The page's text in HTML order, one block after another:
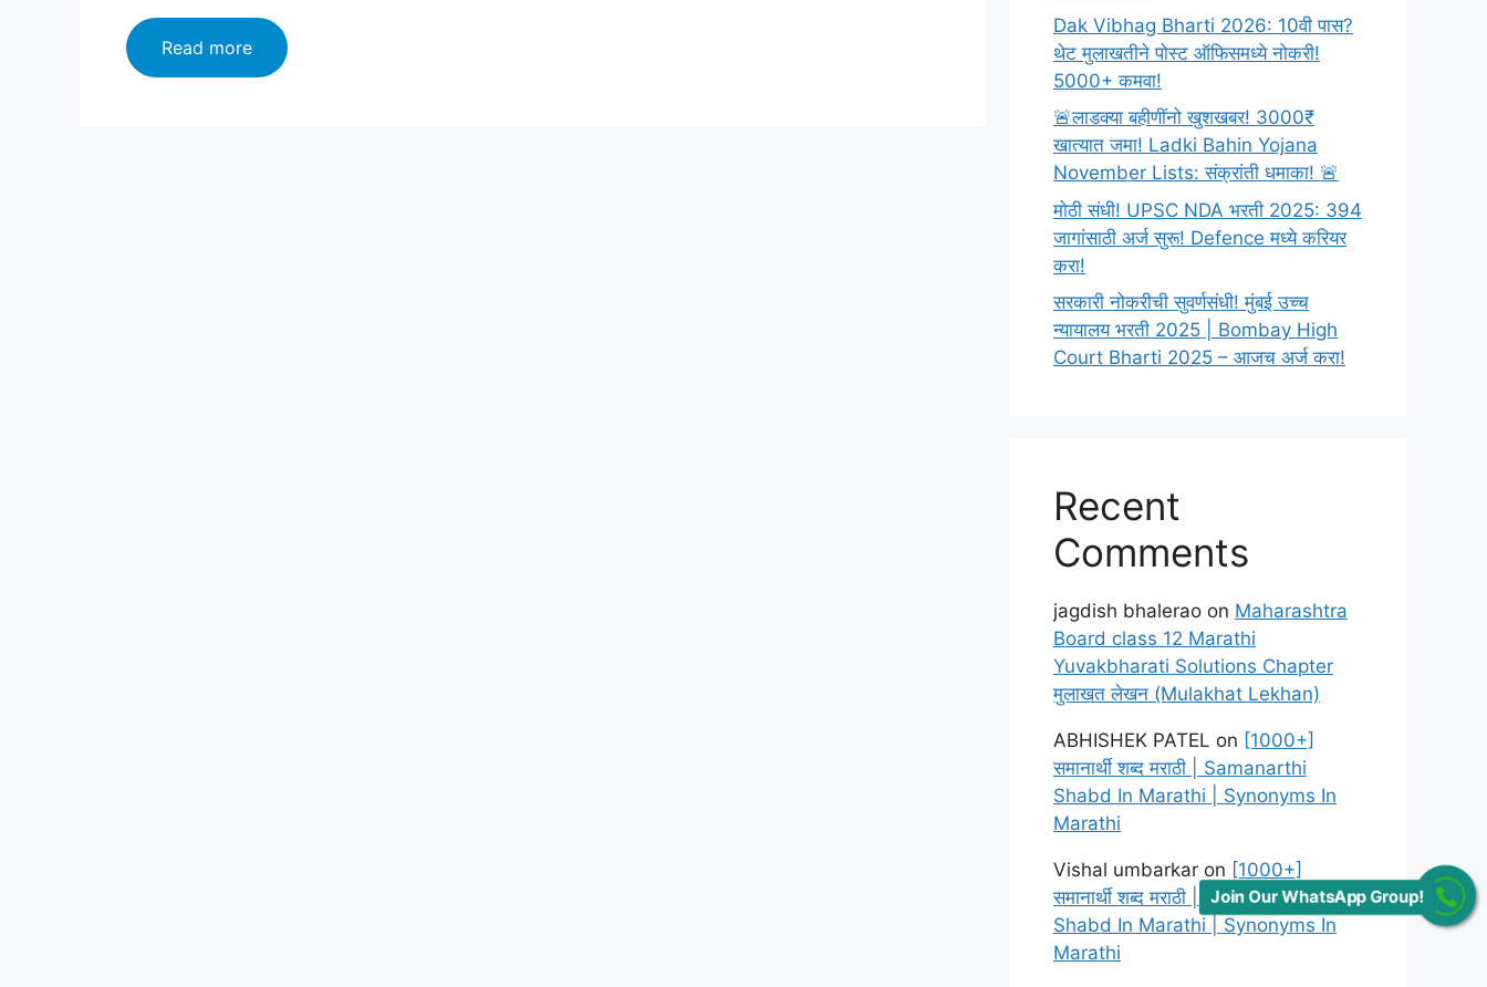
Read moreलातूर
जिल्हा
Dak Vibhag Bharti 2026: 10वी पास?
थेट मुलाखतीने पोस्ट ऑफिसमध्ये नोकरी!
5000+ कमवा!
🚨लाडक्या बहीणींनो खुशखबर! 3000₹
खात्यात जमा! Ladki Bahin Yojana
November Lists: संक्रांती धमाका! 🚨
मोठी संधी! UPSC NDA भरती 2025: 394
जागांसाठी अर्ज सुरू! Defence मध्ये करियर
करा!
सरकारी नोकरीची सुवर्णसंधी! मुंबई उच्च
न्यायालय भरती 2025 | Bombay High
Court Bharti 2025 – आजच अर्ज करा!
Recent
Comments
jagdish bhalerao on Maharashtra
Board class 12 Marathi
Yuvakbharati Solutions Chapter
मुलाखत लेखन (Mulakhat Lekhan)
ABHISHEK PATEL on [1000+]
समानार्थी शब्द मराठी | Samanarthi
Shabd In Marathi | Synonyms In
Marathi
Vishal umbarkar on [1000+]
समानार्थी शब्द मराठी | Samanarthi
Shabd In Marathi | Synonyms In
Marathi
Join Our WhatsApp Group!